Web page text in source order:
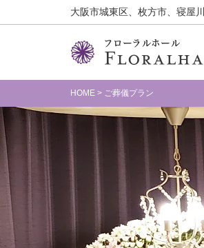
大阪市城東区、枚方市、寝屋
HOME > ご葬儀プラン